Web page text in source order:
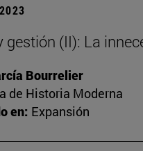
gestión (II): La
Bourrelier
de Historia Moderna
en: Expansión